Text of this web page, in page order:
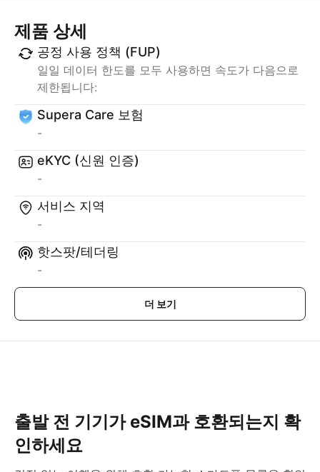
제품 상세
공정 사용 정책 (FUP)
일일 데이터 한도를 모두 사용하면 속도가 다음으로
제한됩니다:
Supera Care 보험
-
eKYC (신원 인증)
-
서비스 지역
-
핫스팟/테더링
-
더 보기
출발 전 기기가 eSIM과 호환되는지 확
인하세요